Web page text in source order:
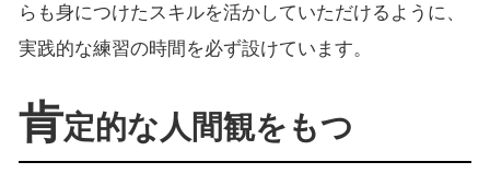
らも身につけたスキルを活かしていただけるように、
実践的な練習の時間を必ず設けています。
肯定的な人間観をもつ